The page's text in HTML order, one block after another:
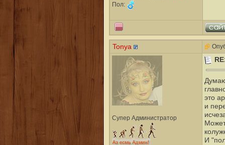
Пол:
Tonya
Супер Администратор
это
и
И